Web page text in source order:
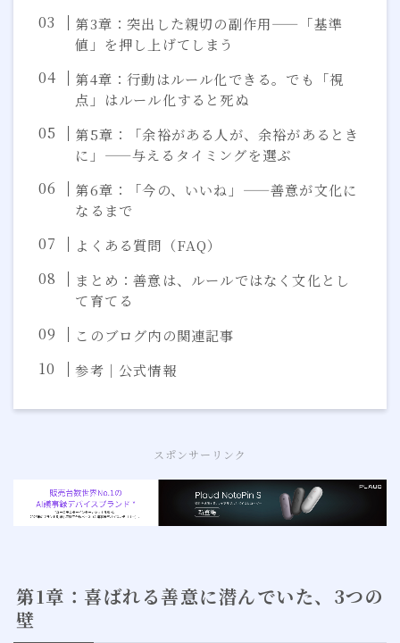
第3章：突出した親切の副作用——「基準
値」を押し上げてしまう
第4章：行動はルール化できる。でも「視
点」はルール化すると死ぬ
第5章：「余裕がある人が、余裕があるとき
に」——与えるタイミングを選ぶ
第6章：「今の、いいね」——善意が文化に
なるまで
よくある質問（FAQ）
まとめ：善意は、ルールではなく文化とし
て育てる
このブログ内の関連記事
参考｜公式情報
スポンサーリンク
第1章：喜ばれる善意に潜んでいた、3つの
壁